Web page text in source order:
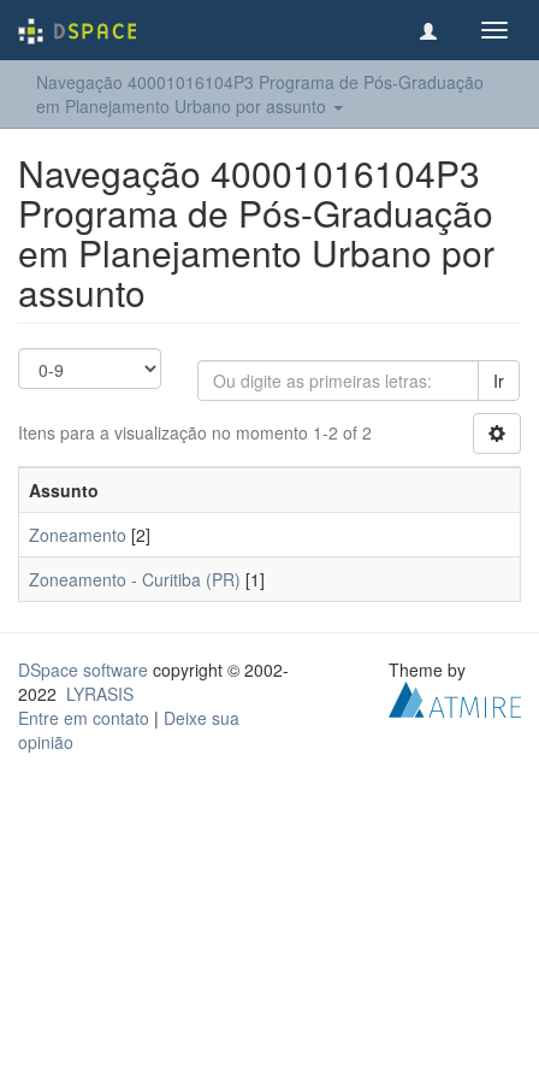
Navegação 40001016104P3 Programa de Pós-Graduação
em Planejamento Urbano por assunto
Navegação 40001016104P3
Programa de Pós-Graduação
em Planejamento Urbano por
assunto
Ir
Itens para a visualização no momento 1-2 of 2
Assunto
Zoneamento [2]
Zoneamento - Curitiba (PR) [1]
DSpace software copyright © 2002-
2022 LYRASIS
Entre em contato | Deixe sua
opinião
Theme by